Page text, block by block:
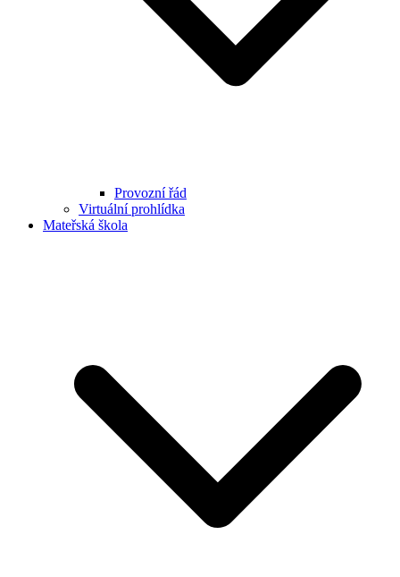
Provozní řád
Virtuální prohlídka
Mateřská škola